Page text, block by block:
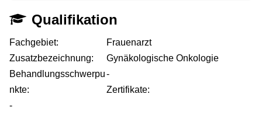
Qualifikation
Fachgebiet:
Frauenarzt
Zusatzbezeichnung:
Gynäkologische Onkologie
Behandlungsschwerpu
nkte:
-
Zertifikate:
-